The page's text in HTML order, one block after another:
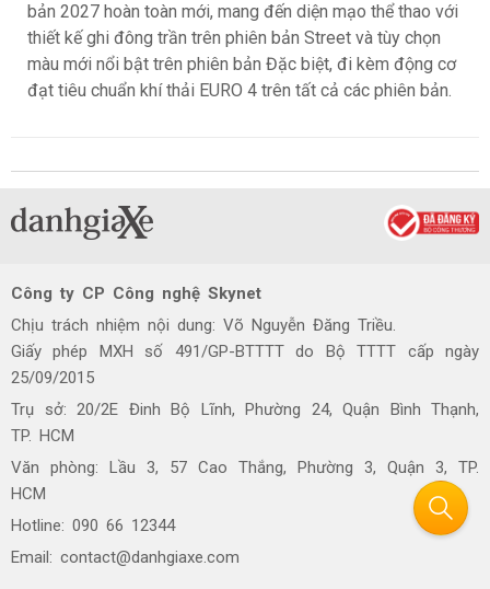
bản 2027 hoàn toàn mới, mang đến diện mạo thể thao với
thiết kế ghi đông trần trên phiên bản Street và tùy chọn
màu mới nổi bật trên phiên bản Đặc biệt, đi kèm động cơ
đạt tiêu chuẩn khí thải EURO 4 trên tất cả các phiên bản.
Công ty CP Công nghệ Skynet
Chịu trách nhiệm nội dung: Võ Nguyễn Đăng Triều.
Giấy phép MXH số 491/GP-BTTTT do Bộ TTTT cấp ngày
25/09/2015
Trụ sở: 20/2E Đinh Bộ Lĩnh, Phường 24, Quận Bình Thạnh,
TP. HCM
Văn phòng: Lầu 3, 57 Cao Thắng, Phường 3, Quận 3, TP.
HCM
Hotline: 090 66 12344
Email: contact@danhgiaxe.com